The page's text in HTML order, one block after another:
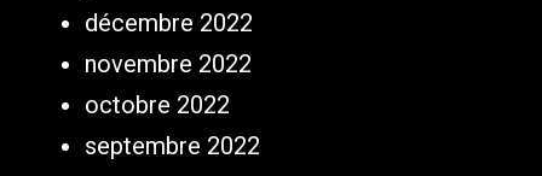
décembre 2022
novembre 2022
octobre 2022
septembre 2022